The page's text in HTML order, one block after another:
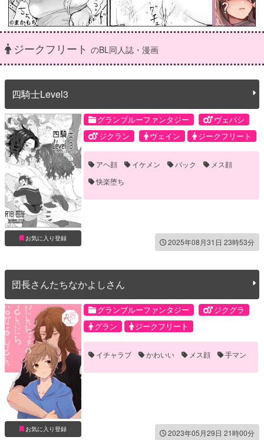
ジークフリート のBL同人誌・漫画
四騎士Level3
お気に入り登録
グランブルーファンタジー
ヴェパシ
ジクラン
ヴェイン
ジークフリート
パーシヴァル
ランスロット
アヘ顔 イケメン バック
メス顔
快楽堕ち
2025年08月31日 23時53分
団長さんたちなかよしさん
お気に入り登録
グランブルーファンタジー
ジクグラ
グラン
ジークフリート
イチャラブ かわいい メス顔 手マン
2023年05月29日 21時00分